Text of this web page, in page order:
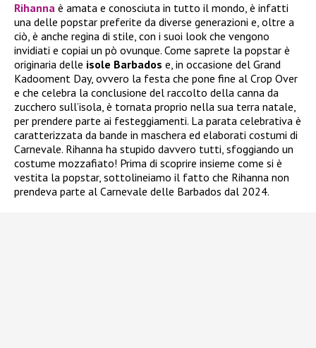
Rihanna è amata e conosciuta in tutto il mondo, è infatti
una delle popstar preferite da diverse generazioni e, oltre a
ciò, è anche regina di stile, con i suoi look che vengono
invidiati e copiai un pò ovunque. Come saprete la popstar è
originaria delle isole Barbados e, in occasione del Grand
Kadooment Day, ovvero la festa che pone fine al Crop Over
e che celebra la conclusione del raccolto della canna da
zucchero sull’isola, è tornata proprio nella sua terra natale,
per prendere parte ai festeggiamenti. La parata celebrativa è
caratterizzata da bande in maschera ed elaborati costumi di
Carnevale. Rihanna ha stupido davvero tutti, sfoggiando un
costume mozzafiato! Prima di scoprire insieme come si è
vestita la popstar, sottolineiamo il fatto che Rihanna non
prendeva parte al Carnevale delle Barbados dal 2024.